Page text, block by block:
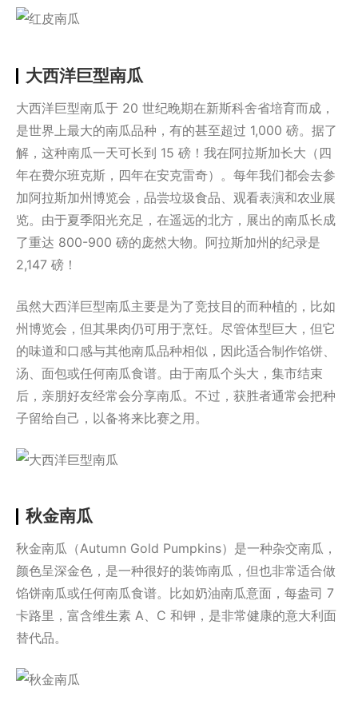
大西洋巨型南瓜
大西洋巨型南瓜于 20 世纪晚期在新斯科舍省培育而成，
是世界上最大的南瓜品种，有的甚至超过 1,000 磅。据了
解，这种南瓜一天可长到 15 磅！我在阿拉斯加长大（四
年在费尔班克斯，四年在安克雷奇）。每年我们都会去参
加阿拉斯加州博览会，品尝垃圾食品、观看表演和农业展
览。由于夏季阳光充足，在遥远的北方，展出的南瓜长成
了重达 800-900 磅的庞然大物。阿拉斯加州的纪录是
2,147 磅！
虽然大西洋巨型南瓜主要是为了竞技目的而种植的，比如
州博览会，但其果肉仍可用于烹饪。尽管体型巨大，但它
的味道和口感与其他南瓜品种相似，因此适合制作馅饼、
汤、面包或任何南瓜食谱。由于南瓜个头大，集市结束
后，亲朋好友经常会分享南瓜。不过，获胜者通常会把种
子留给自己，以备将来比赛之用。
秋金南瓜
秋金南瓜（Autumn Gold Pumpkins）是一种杂交南瓜，
颜色呈深金色，是一种很好的装饰南瓜，但也非常适合做
馅饼南瓜或任何南瓜食谱。比如奶油南瓜意面，每盎司 7
卡路里，富含维生素 A、C 和钾，是非常健康的意大利面
替代品。